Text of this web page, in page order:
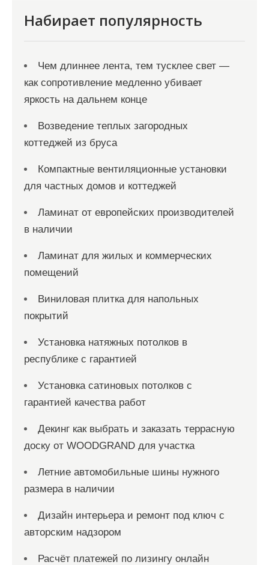
м
Набирает популярность
Чем длиннее лента, тем тусклее свет —
как сопротивление медленно убивает
яркость на дальнем конце
Возведение теплых загородных
коттеджей из бруса
Компактные вентиляционные установки
для частных домов и коттеджей
Ламинат от европейских производителей
в наличии
Ламинат для жилых и коммерческих
помещений
Виниловая плитка для напольных
покрытий
Установка натяжных потолков в
республике с гарантией
Установка сатиновых потолков с
гарантией качества работ
Декинг как выбрать и заказать террасную
доску от WOODGRAND для участка
Летние автомобильные шины нужного
размера в наличии
Дизайн интерьера и ремонт под ключ с
авторским надзором
Расчёт платежей по лизингу онлайн